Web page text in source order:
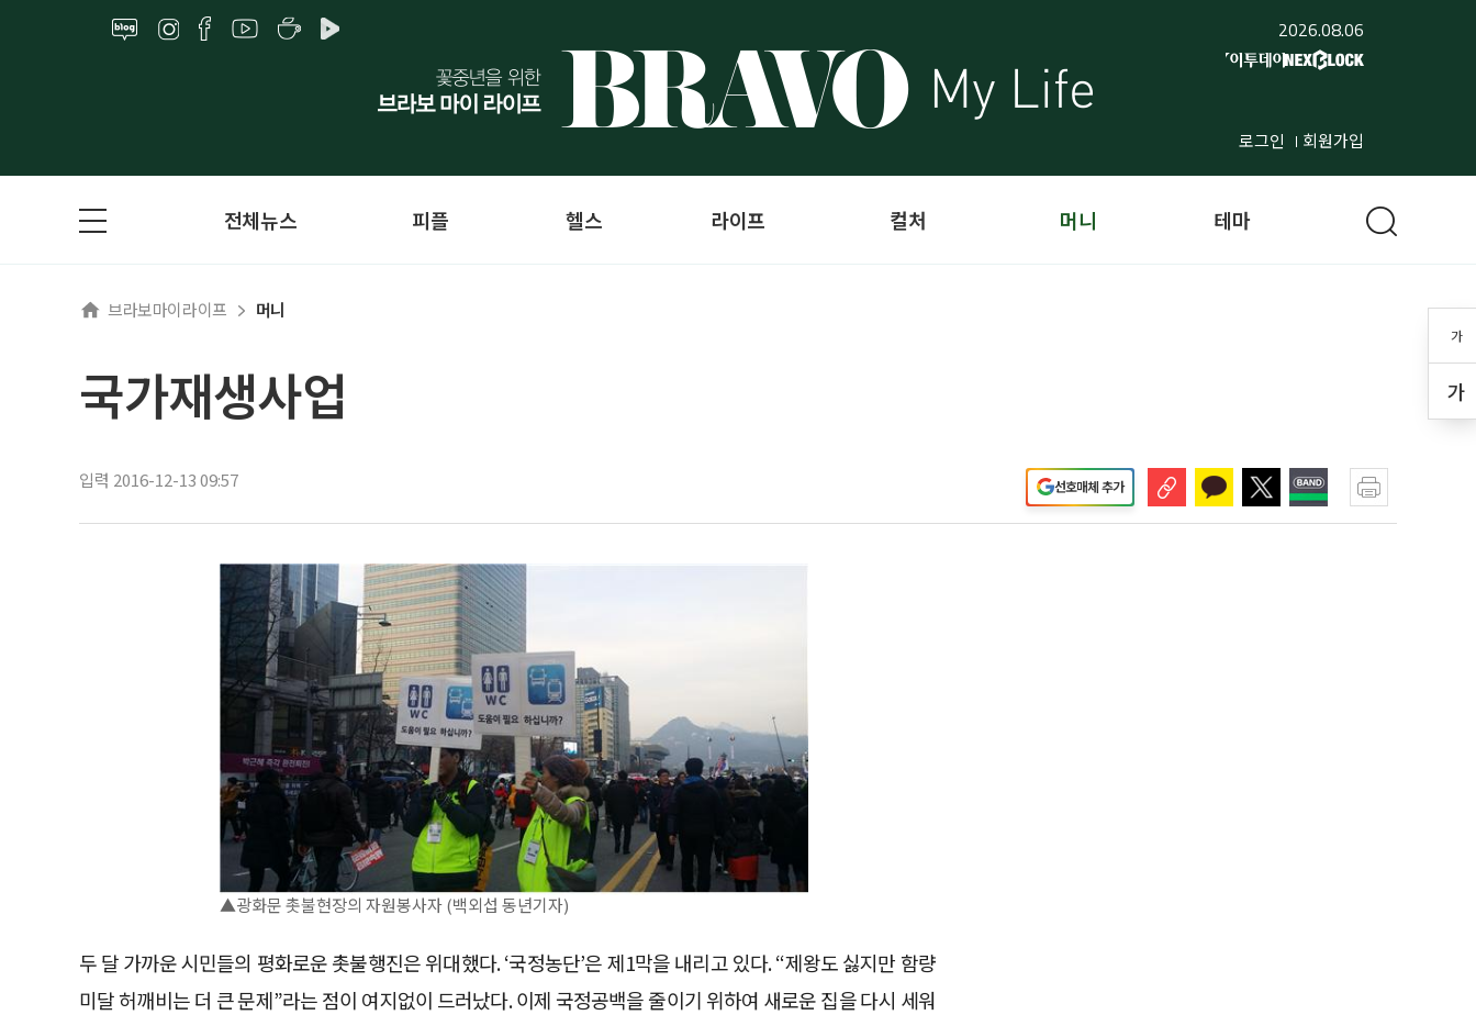
2026.08.06
로그인 회원가입
가
가
전체뉴스 피플 헬스 라이프 컬처 머니 테마
브라보마이라이프 머니
국가재생사업
입력 2016-12-13 09:57 선호매체 추가
▲광화문 촛불현장의 자원봉사자 (백외섭 동년기자)
두 달 가까운 시민들의 평화로운 촛불행진은 위대했다. ‘국정농단’은 제1막을 내리고 있다. “제왕도 싫지만 함량
미달 허깨비는 더 큰 문제”라는 점이 여지없이 드러났다. 이제 국정공백을 줄이기 위하여 새로운 집을 다시 세워